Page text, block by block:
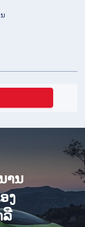
ານ
ງ
ລີ